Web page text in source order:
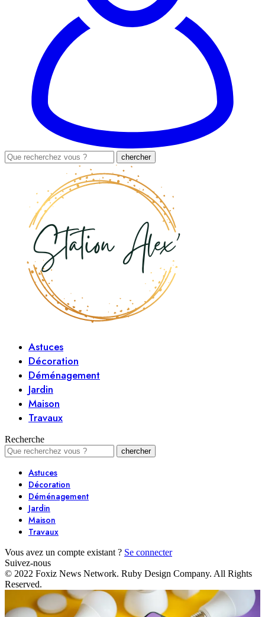
Astuces
Décoration
Déménagement
Jardin
Maison
Travaux
Recherche
Astuces
Décoration
Déménagement
Jardin
Maison
Travaux
Vous avez un compte existant ? Se connecter
Suivez-nous
© 2022 Foxiz News Network. Ruby Design Company. All Rights
Reserved.